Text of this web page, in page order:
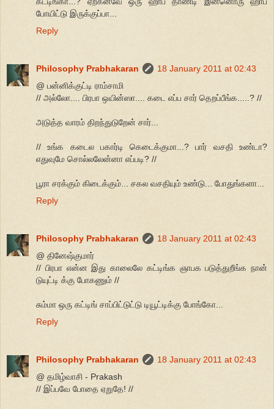
போயிட்டு இருக்குப்பா...
Reply
Philosophy Prabhakaran
18 January 2011 at 02:43
@ பன்னிக்குட்டி ராம்சாமி
// அல்லோ.... பிரபா ஒயின்ஸா.... கடை எப்ப சார் தெறப்பீங்க.....? //
அடுத்த வாரம் திறந்துடுறேன் சார்...
// உங்க கடைல பகார்டி கெடைக்குமா...? பார் வசதி உண்டா?
எதுவுமே சொல்லலேன்னா எப்படி? //
பூரா சரக்கும் கிடைக்கும்... சகல வசதியும் உண்டு... போதுங்களா...
Reply
Philosophy Prabhakaran
18 January 2011 at 02:43
@ தினேஷ்குமார்
// பிரபா என்ன இது காலைலே கட்டிங்க ஞாபக படுத்துறீங்க நான்
டுயுட்டி க்கு போகணும் //
சும்மா ஒரு கட்டிங் சாப்பிட்டுட்டு டியூட்டிக்கு போங்கோ...
Reply
Philosophy Prabhakaran
18 January 2011 at 02:43
@ தமிழ்வாசி - Prakash
// இப்பவே போதை ஏறுதே! //